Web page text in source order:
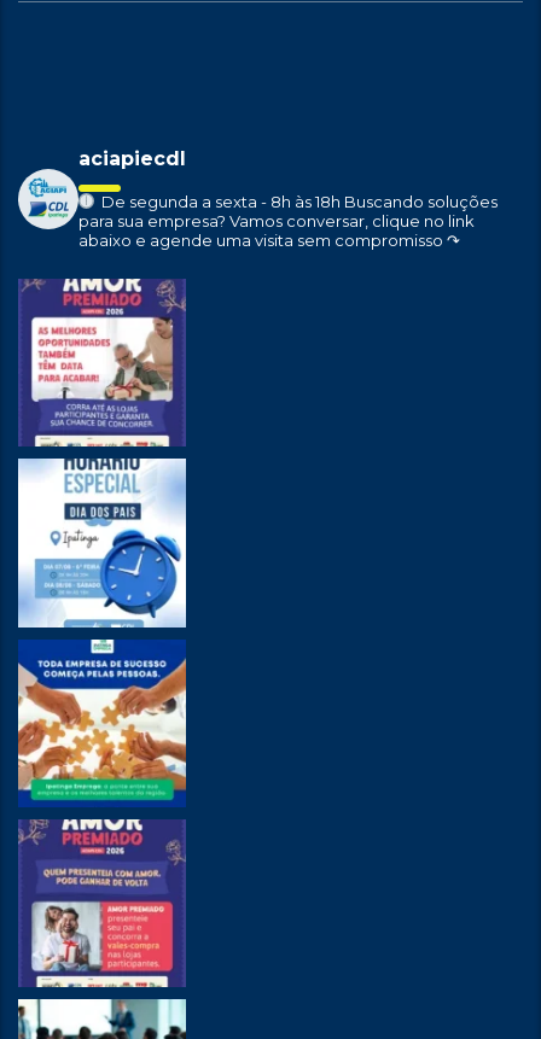
aciapiecdl
De segunda a sexta - 8h às 18h Buscando soluções
para sua empresa? Vamos conversar, clique no link
abaixo e agende uma visita sem compromisso ↷